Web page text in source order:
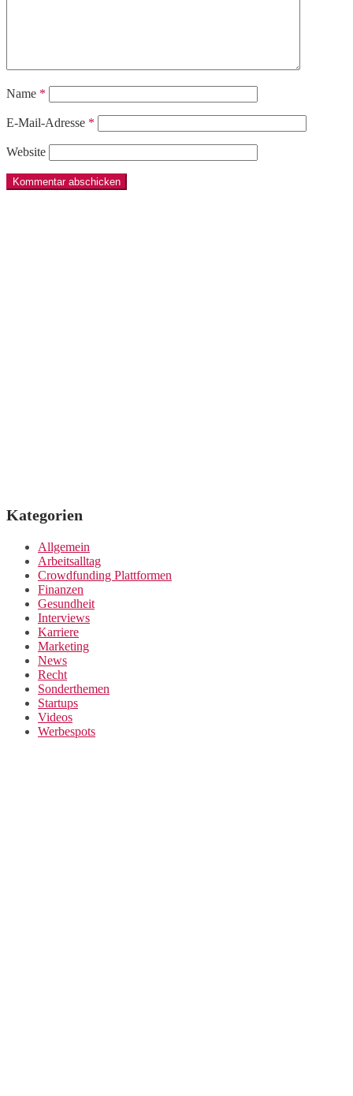
Name *
E-Mail-Adresse *
Website
Kategorien
Allgemein
Arbeitsalltag
Crowdfunding Plattformen
Finanzen
Gesundheit
Interviews
Karriere
Marketing
News
Recht
Sonderthemen
Startups
Videos
Werbespots